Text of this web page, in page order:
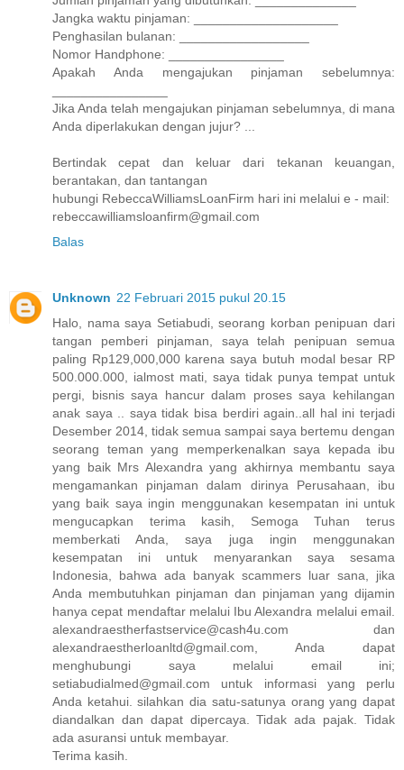
Jangka waktu pinjaman: ____________________
Penghasilan bulanan: __________________
Nomor Handphone: ________________
Apakah Anda mengajukan pinjaman sebelumnya:
Jika Anda telah mengajukan pinjaman sebelumnya, di mana
Anda diperlakukan dengan jujur? ...
Bertindak cepat dan keluar dari tekanan keuangan,
berantakan, dan tantangan
hubungi RebeccaWilliamsLoanFirm hari ini melalui e - mail:
rebeccawilliamsloanfirm@gmail.com
Balas
Unknown 22 Februari 2015 pukul 20.15
Halo, nama saya Setiabudi, seorang korban penipuan dari
tangan pemberi pinjaman, saya telah penipuan semua
paling Rp129,000,000 karena saya butuh modal besar RP
500.000.000, ialmost mati, saya tidak punya tempat untuk
pergi, bisnis saya hancur dalam proses saya kehilangan
anak saya .. saya tidak bisa berdiri again..all hal ini terjadi
Desember 2014, tidak semua sampai saya bertemu dengan
seorang teman yang memperkenalkan saya kepada ibu
yang baik Mrs Alexandra yang akhirnya membantu saya
mengamankan pinjaman dalam dirinya Perusahaan, ibu
yang baik saya ingin menggunakan kesempatan ini untuk
mengucapkan terima kasih, Semoga Tuhan terus
memberkati Anda, saya juga ingin menggunakan
kesempatan ini untuk menyarankan saya sesama
Indonesia, bahwa ada banyak scammers luar sana, jika
Anda membutuhkan pinjaman dan pinjaman yang dijamin
hanya cepat mendaftar melalui Ibu Alexandra melalui email.
alexandraestherfastservice@cash4u.com dan
alexandraestherloanltd@gmail.com, Anda dapat
menghubungi saya melalui email ini;
setiabudialmed@gmail.com untuk informasi yang perlu
Anda ketahui. silahkan dia satu-satunya orang yang dapat
diandalkan dan dapat dipercaya. Tidak ada pajak. Tidak
ada asuransi untuk membayar.
Terima kasih.